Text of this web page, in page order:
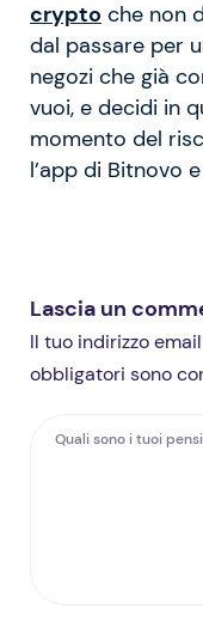
crypto che non
dal passare per
negozi che già
vuoi, e decidi in
momento del
l’app di Bitnovo
Lascia un
Il tuo indirizzo
obbligatori sono